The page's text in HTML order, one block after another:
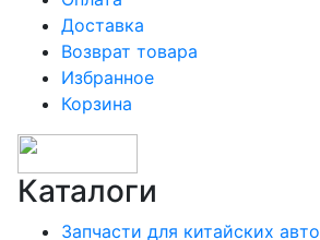
Доставка
Возврат товара
Избранное
Корзина
Каталоги
Запчасти для китайских авто